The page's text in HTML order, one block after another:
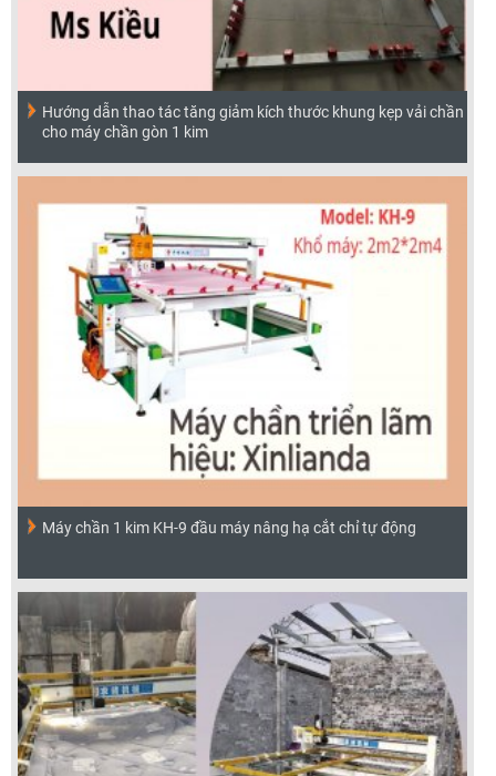
Hướng dẫn thao tác tăng giảm kích thước khung kẹp vải chần
cho máy chần gòn 1 kim
Máy chần 1 kim KH-9 đầu máy nâng hạ cắt chỉ tự động